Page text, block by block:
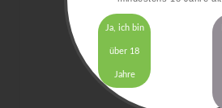
Ja, ich bin
über 18
Jahre